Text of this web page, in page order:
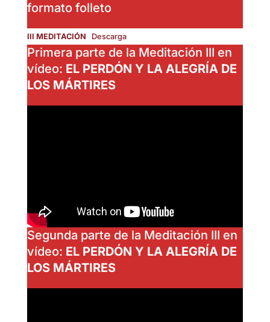
formato folleto
III MEDITACIÓN Descarga
Primera parte de la Meditación III en
vídeo: EL PERDÓN Y LA ALEGRÍA DE
LOS MÁRTIRES
Segunda parte de la Meditación III en
vídeo: EL PERDÓN Y LA ALEGRÍA DE
LOS MÁRTIRES